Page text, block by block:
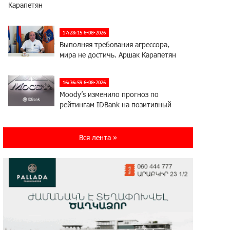
Карапетян
17:28:15 6-08-2026
Выполняя требования агрессора,
мира не достичь. Аршак Карапетян
16:36:59 6-08-2026
Moody’s изменило прогноз по
рейтингам IDBank на позитивный
для путешествий и специальной акцией
14:56:06 5-08-2026
Ucom и FPWC обеспечат
природы в Гнишике с помощью солнечной энергии
Вся лента »